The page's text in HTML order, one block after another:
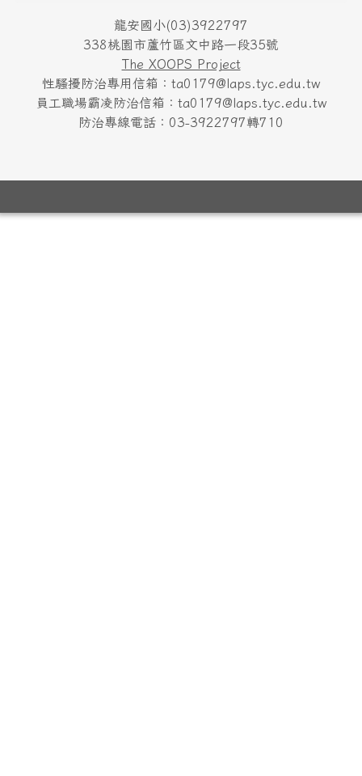
龍安國小(03)3922797
338桃園市蘆竹區文中路一段35號
The XOOPS Project
性騷擾防治專用信箱：ta0179@laps.tyc.edu.tw
員工職場霸凌防治信箱：ta0179@laps.tyc.edu.tw
防治專線電話：03-3922797轉710